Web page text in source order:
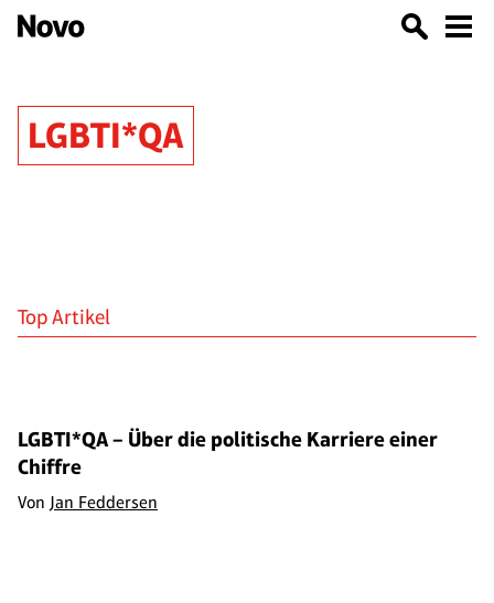
LGBTI*QA
Top Artikel
LGBTI*QA – Über die politische Karriere einer
Chiffre
Von Jan Feddersen